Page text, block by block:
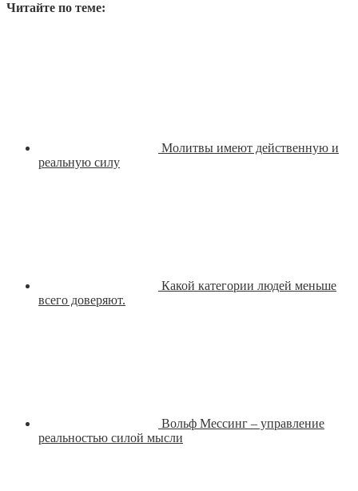
Читайте по теме:
Молитвы имеют действенную и
реальную силу
Какой категории людей меньше
всего доверяют.
Вольф Мессинг – управление
реальностью силой мысли